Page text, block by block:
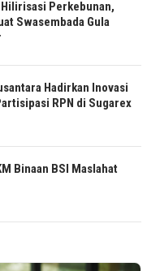
Perkebunan,
Swasembada Gula
Hadirkan Inovasi
RPN di Sugarex
Binaan BSI Maslahat